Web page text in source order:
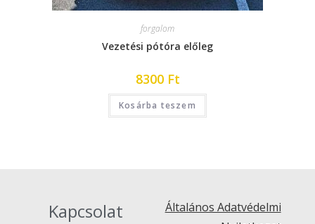
forgalom
Vezetési pótóra előleg
8300 Ft
Kosárba teszem
Kapcsolat
Általános Adatvédelmi